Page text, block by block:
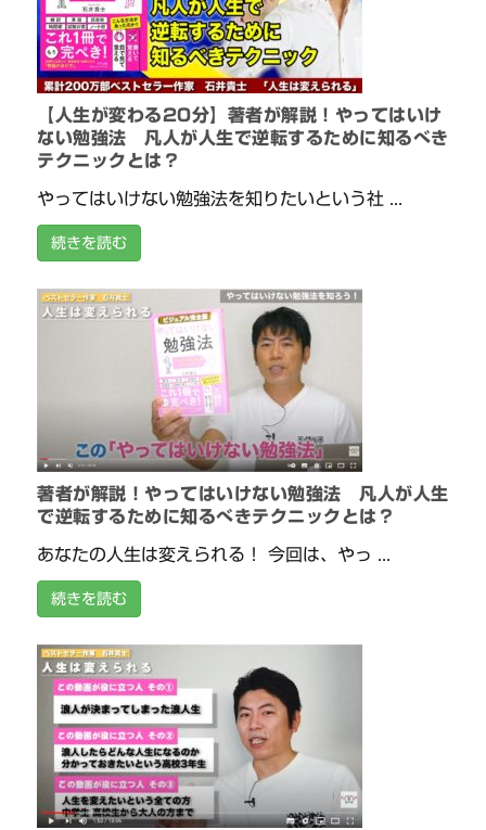
【人生が変わる20分】著者が解説！やってはいけ
ない勉強法 凡人が人生で逆転するために知るべき
テクニックとは？
やってはいけない勉強法を知りたいという社 ...
続きを読む
著者が解説！やってはいけない勉強法 凡人が人生
で逆転するために知るべきテクニックとは？
あなたの人生は変えられる！ 今回は、やっ ...
続きを読む